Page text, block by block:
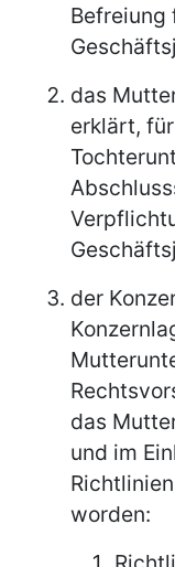
Befreiung
das
erklärt,
der
das
und im
worden: